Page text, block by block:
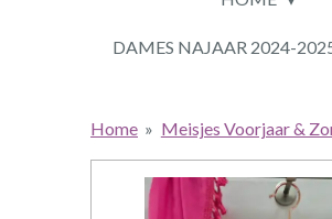
DAMES NAJAAR 2024-
Home » Meisjes Voorjaar &